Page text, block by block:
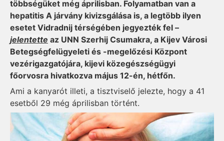
többségüket még áprilisban. Folyamatban van a
hepatitis A járvány kivizsgálása is, a legtöbb ilyen
esetet Vidradnij térségében jegyezték fel –
jelentette az UNN Szerhij Csumakra, a Kijev Városi
Betegségfelügyeleti és -megelőzési Központ
vezérigazgatójára, kijevi közegészségügyi
főorvosra hivatkozva május 12-én, hétfőn.
Ami a kanyarót illeti, a tisztviselő jelezte, hogy a 41
esetből 29 még áprilisban történt.